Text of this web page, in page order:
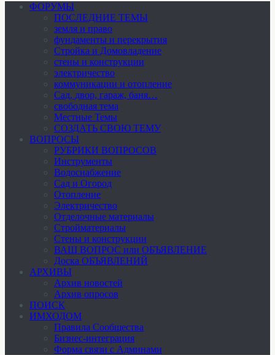
ФОРУМЫ
ПОСЛЕДНИЕ ТЕМЫ
земля и право
фундаменты и перекрытия
Стройка и Домовладение
стены и конструкции
электричество
коммуникации и отопление
Cад, двор, гараж, баня…
свободная тема
Местные Темы
СОЗДАТЬ СВОЮ ТЕМУ
ВОПРОСЫ
РУБРИКИ ВОПРОСОВ
Инструменты
Водоснабжение
Сад и Огород
Отопление
Электричество
Отделочные материалы
Стройматериалы
Стены и конструкции
ВАШ ВОПРОС или ОБЪЯВЛЕНИЕ
Доска ОБЪЯВЛЕНИЙ
АРХИВЫ
Архив новостей
Архив опросов
ПОИСК
ИМХОДОМ
Правила Сообщества
Бизнес-интеграция
Форма связи с Админами